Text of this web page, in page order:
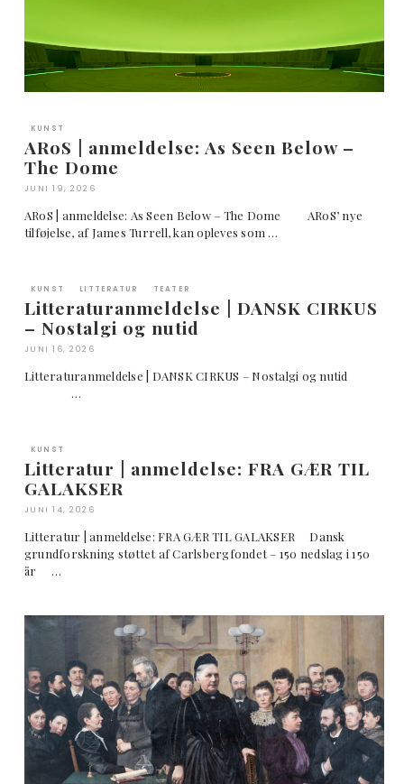
KUNST
ARoS | anmeldelse: As Seen Below –
The Dome
JUNI 19, 2026
ARoS | anmeldelse: As Seen Below – The Dome ARoS’ nye
tilføjelse, af James Turrell, kan opleves som …
KUNST LITTERATUR TEATER
Litteraturanmeldelse | DANSK CIRKUS
– Nostalgi og nutid
JUNI 16, 2026
Litteraturanmeldelse | DANSK CIRKUS – Nostalgi og nutid
…
KUNST
Litteratur | anmeldelse: FRA GÆR TIL
GALAKSER
JUNI 14, 2026
Litteratur | anmeldelse: FRA GÆR TIL GALAKSER Dansk
grundforskning støttet af Carlsbergfondet – 150 nedslag i 150
år …